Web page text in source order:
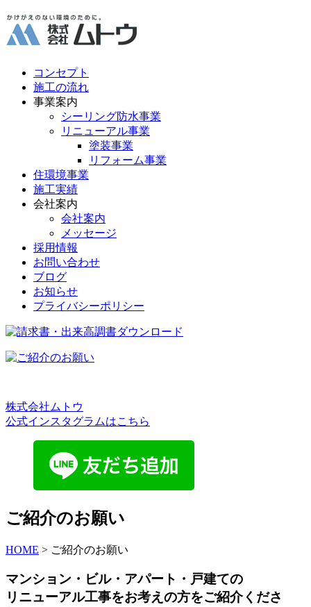
コンセプト
施工の流れ
事業案内
シーリング防水事業
リニューアル事業
塗装事業
リフォーム事業
住環境事業
施工実績
会社案内
会社案内
メッセージ
採用情報
お問い合わせ
ブログ
お知らせ
プライバシーポリシー
株式会社ムトウ
公式インスタグラムはこちら
ご紹介のお願い
HOME > ご紹介のお願い
マンション・ビル・アパート・戸建ての
リニューアル工事をお考えの方をご紹介くださ